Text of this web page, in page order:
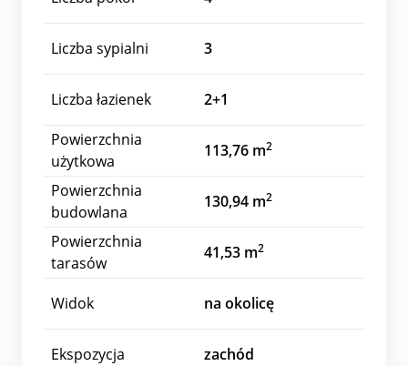
Liczba sypialni 3
Liczba łazienek
2+1
Powierzchnia
użytkowa
113,76 m2
Powierzchnia
budowlana
130,94 m2
Powierzchnia
tarasów
41,53 m2
Widok na okolicę
Ekspozycja zachód